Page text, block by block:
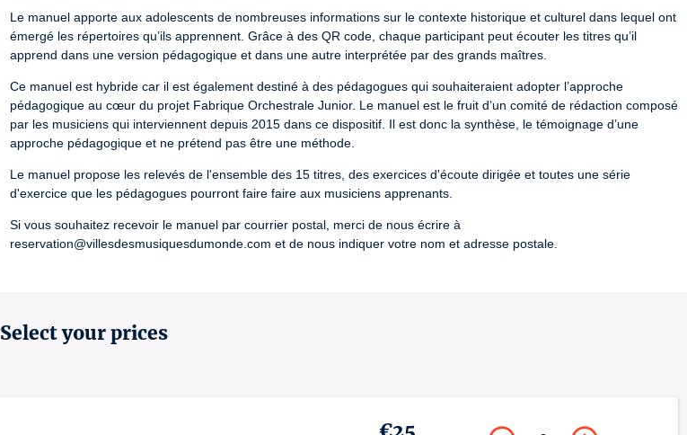
Le manuel apporte aux adolescents de nombreuses informations sur le contexte historique et culturel dans lequel ont
émergé les répertoires qu’ils apprennent. Grâce à des QR code, chaque participant peut écouter les titres qu’il
apprend dans une version pédagogique et dans une autre interprétée par des grands maîtres.
Ce manuel est hybride car il est également destiné à des pédagogues qui souhaiteraient adopter l’approche
pédagogique au cœur du projet Fabrique Orchestrale Junior. Le manuel est le fruit d’un comité de rédaction composé
par les musiciens qui interviennent depuis 2015 dans ce dispositif. Il est donc la synthèse, le témoignage d’une
approche pédagogique et ne prétend pas être une méthode.
Le manuel propose les relevés de l'ensemble des 15 titres, des exercices d'écoute dirigée et toutes une série
d'exercice que les pédagogues pourront faire faire aux musiciens apprenants.
Si vous souhaitez recevoir le manuel par courrier postal, merci de nous écrire à
reservation@villesdesmusiquesdumonde.com et de nous indiquer votre nom et adresse postale.
License number: D-2022-001223 / R-2020-011932 / R-2020-011934
Select your prices